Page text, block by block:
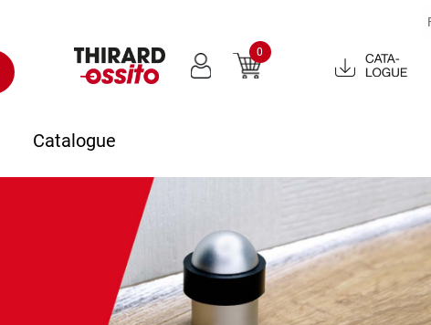
0
Catalogue
2022
Catalogue